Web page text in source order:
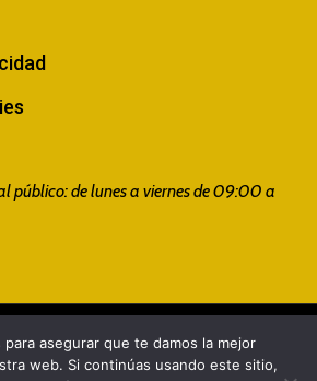
público: de lunes a viernes de 09:00 a
Todos los derechos reservados. Web
para asegurar que te damos la mejor
web. Si continúas usando este sitio,